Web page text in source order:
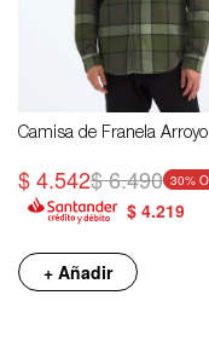
Camisa de Franela Arroyo
$4.542$6.490 30
$ 4.219
+ Añadir